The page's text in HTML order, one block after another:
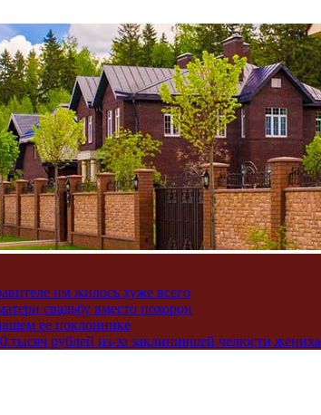
им жилось хуже всего
свадьбу вместо похорон
ее поклоннике
рублей из-за заклинившей челюсти жениха